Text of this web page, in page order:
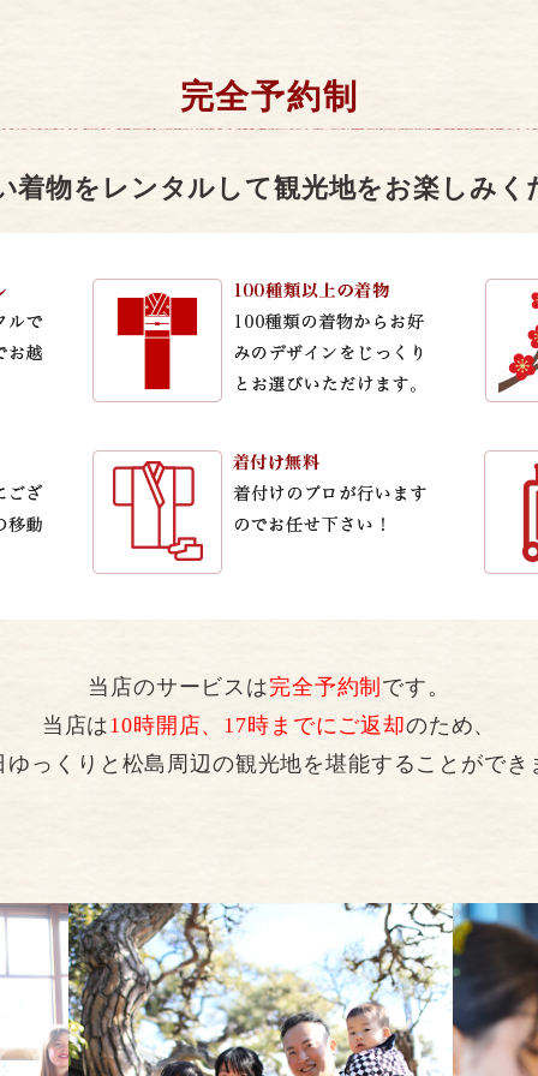
完全予約制
着物をレンタルして観光地をお楽しみく
当店のサービスは完全予約制 です。
当店は10時開店、17時までにご返却のため、
ゆっくりと松島周辺の観光地を堪能することができ